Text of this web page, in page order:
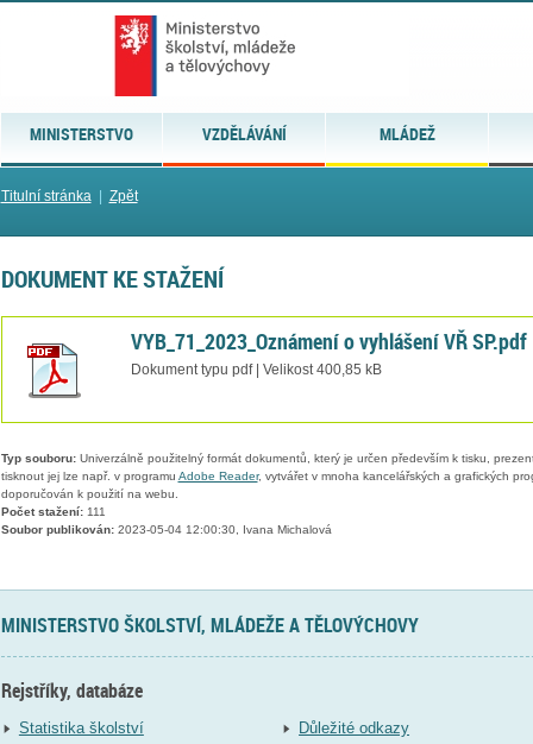
MINISTERSTVO VZDĚLÁVÁNÍ MLÁDEŽ
Titulní stránka| Zpět
DOKUMENT KE STAŽENÍ
VYB_71_2023_Oznámení o vyhlášení VŘ SP.pdf
Dokument typu pdf | Velikost 400,85 kB
Typ souboru:Univerzálně použitelný formát dokumentů, který je určen především k tisku,
tisknout jej lze např. v programu Adobe Reader, vytvářet v mnoha kancelářských a grafických
doporučován k použití na webu.
Počet stažení:111
Soubor publikován:2023-05-04 12:00:30, Ivana Michalová
MINISTERSTVO ŠKOLSTVÍ, MLÁDEŽE A TĚLOVÝCHOVY
Rejstříky, databáze
Statistika školství
Důležité odkazy